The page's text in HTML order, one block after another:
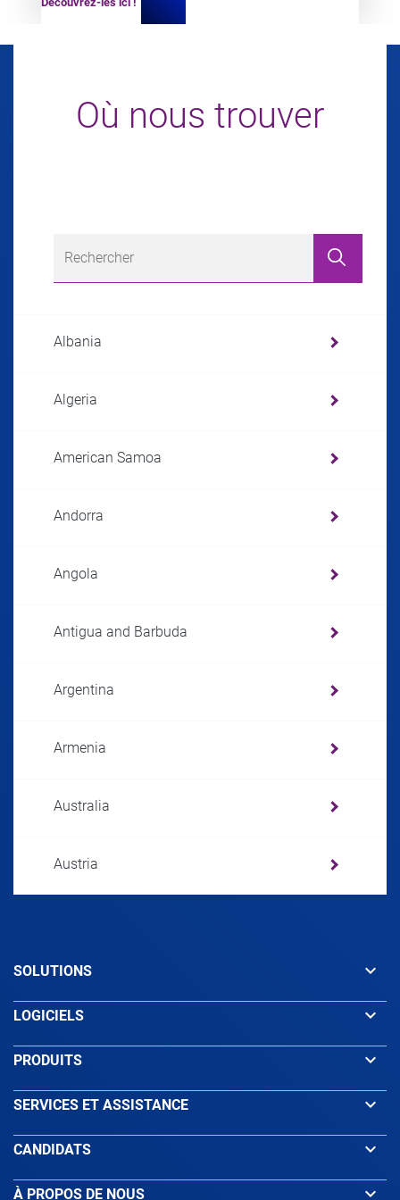
Où nous trouver
Albania
Algeria
American Samoa
Andorra
Angola
Antigua and Barbuda
Argentina
Armenia
Australia
Austria
Bahamas
Bangladesh
Barbados
SOLUTIONS keyboard_arrow_down
LOGICIELS keyboard_arrow_down
PRODUITS keyboard_arrow_down
SERVICES ET ASSISTANCE keyboard_arrow_down
CANDIDATS keyboard_arrow_down
À PROPOS DE NOUS keyboard_arrow_down